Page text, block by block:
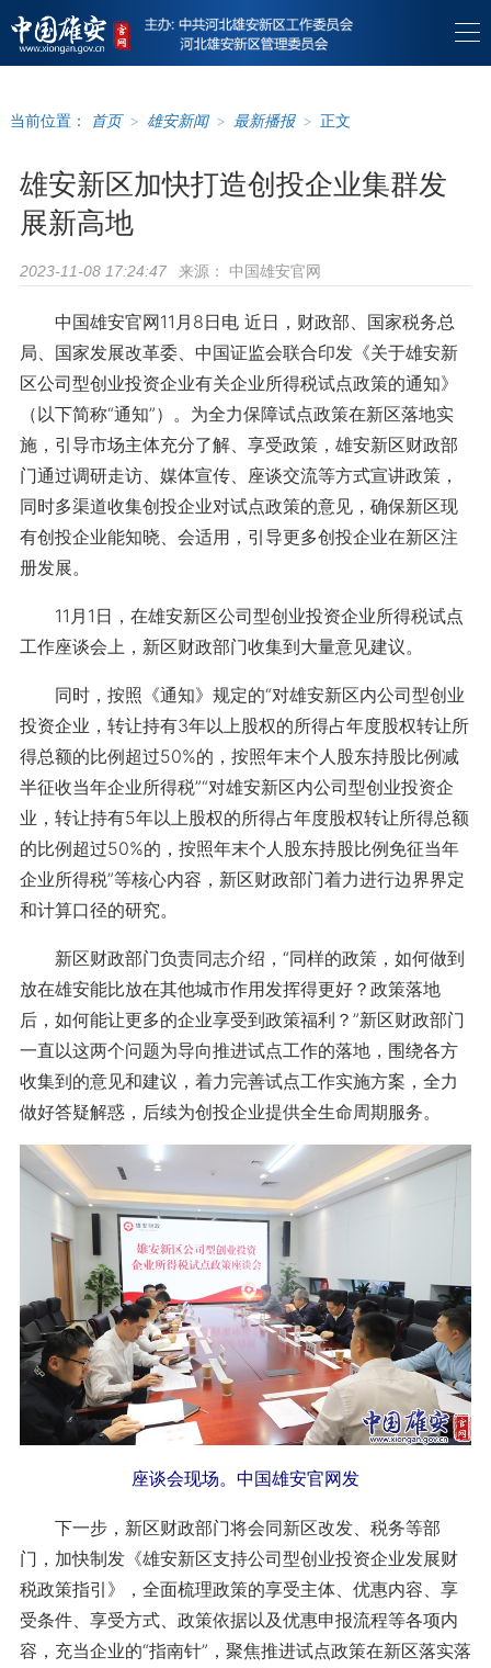
当前位置： 首页 > 雄安新闻 > 最新播报 > 正文
雄安新区加快打造创投企业集群发
展新高地
2023-11-08 17:24:47 来源： 中国雄安官网
中国雄安官网11月8日电 近日，财政部、国家税务总
局、国家发展改革委、中国证监会联合印发《关于雄安新
区公司型创业投资企业有关企业所得税试点政策的通知》
（以下简称“通知”）。为全力保障试点政策在新区落地实
施，引导市场主体充分了解、享受政策，雄安新区财政部
门通过调研走访、媒体宣传、座谈交流等方式宣讲政策，
同时多渠道收集创投企业对试点政策的意见，确保新区现
有创投企业能知晓、会适用，引导更多创投企业在新区注
册发展。
11月1日，在雄安新区公司型创业投资企业所得税试点
工作座谈会上，新区财政部门收集到大量意见建议。
同时，按照《通知》规定的“对雄安新区内公司型创业
投资企业，转让持有3年以上股权的所得占年度股权转让所
得总额的比例超过50%的，按照年末个人股东持股比例减
半征收当年企业所得税”“对雄安新区内公司型创业投资企
业，转让持有5年以上股权的所得占年度股权转让所得总额
的比例超过50%的，按照年末个人股东持股比例免征当年
企业所得税”等核心内容，新区财政部门着力进行边界界定
和计算口径的研究。
新区财政部门负责同志介绍，“同样的政策，如何做到
放在雄安能比放在其他城市作用发挥得更好？政策落地
后，如何能让更多的企业享受到政策福利？”新区财政部门
一直以这两个问题为导向推进试点工作的落地，围绕各方
收集到的意见和建议，着力完善试点工作实施方案，全力
做好答疑解惑，后续为创投企业提供全生命周期服务。
座谈会现场。中国雄安官网发
下一步，新区财政部门将会同新区改发、税务等部
门，加快制发《雄安新区支持公司型创业投资企业发展财
税政策指引》，全面梳理政策的享受主体、优惠内容、享
受条件、享受方式、政策依据以及优惠申报流程等各项内
容，充当企业的“指南针”，聚焦推进试点政策在新区落实落